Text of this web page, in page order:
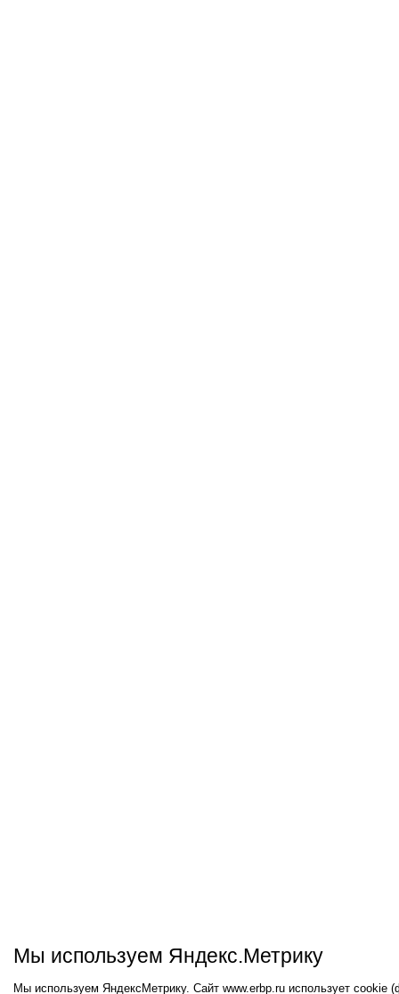
Мы используем Яндекс.Метрику
Мы используем ЯндексМетрику. Сайт www.erbp.ru использует